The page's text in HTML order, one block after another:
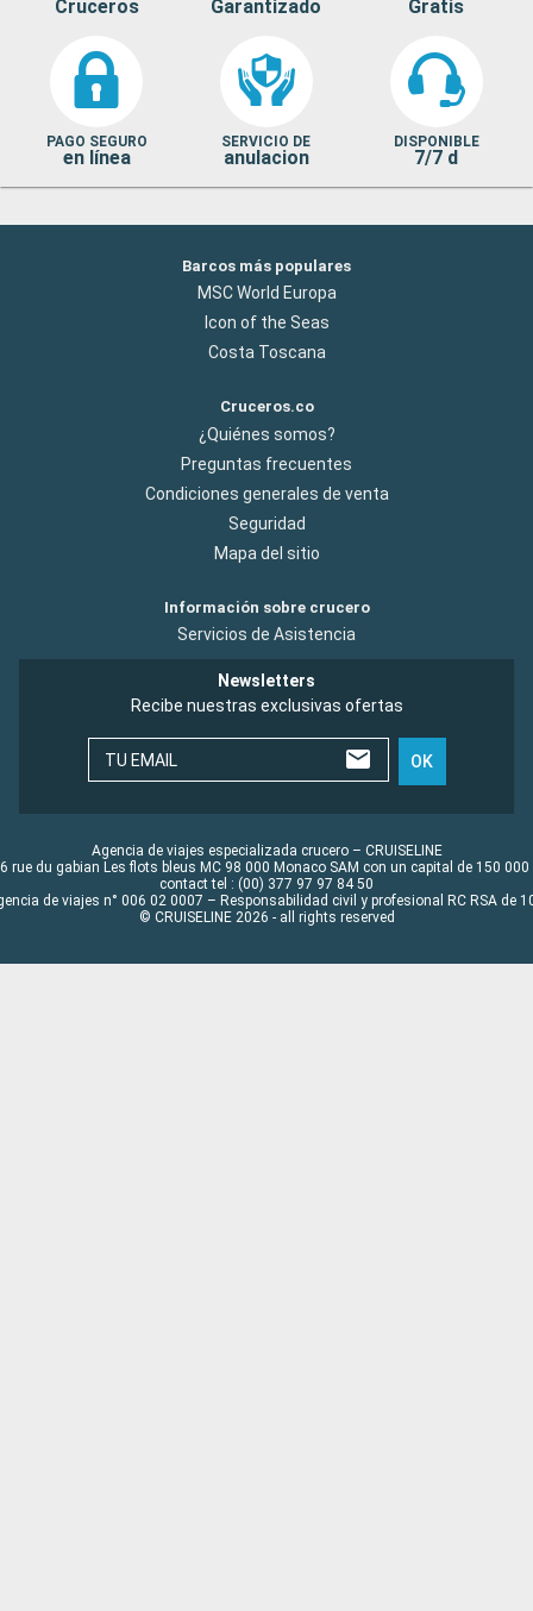
Cruceros Garantizado Gratis
PAGO SEGURO
en línea
SERVICIO DE
anulacion
DISPONIBLE
7/7 d
Barcos más populares
MSC World Europa
Icon of the Seas
Costa Toscana
Cruceros.co
¿Quiénes somos?
Preguntas frecuentes
Condiciones generales de venta
Seguridad
Mapa del sitio
Información sobre crucero
Servicios de Asistencia
Newsletters
Recibe nuestras exclusivas ofertas
TU EMAIL OK
Agencia de viajes especializada crucero – CRUISELINE
rue du gabian Les flots bleus MC 98 000 Monaco SAM con un capital de 150 000
contact tel : (00) 377 97 97 84 50
de viajes n° 006 02 0007 – Responsabilidad civil y profesional RC RSA de
© CRUISELINE 2026 - all rights reserved